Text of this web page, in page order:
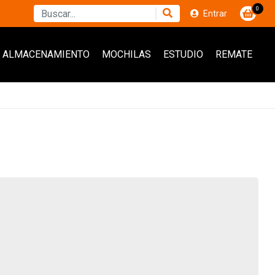
Entrar 0
ALMACENAMIENTO MOCHILAS ESTUDIO REMATE